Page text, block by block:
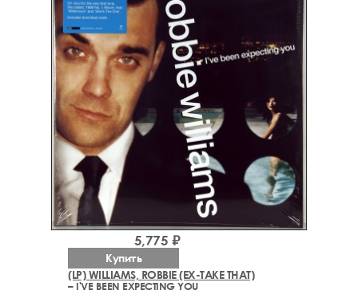
(LP) WILLIAMS, ROBBIE (EX-TAKE THAT)
– I'VE BEEN EXPECTING YOU
5,775 ₽
Купить